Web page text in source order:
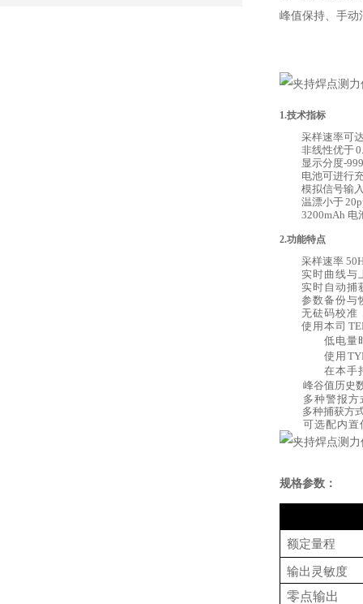
峰值保持、手动
1.技术指标
采样速率可
非线性优于
显示分度-
电池可进行
模拟信号输
温漂小于20
3200mAh 电
2.功能特点
采样速率 50
实时曲线与
实时自动捕
参数备份与
无砝码校准
使用本司
低电量
使用
在本手
峰谷值历史
多种警报
多种捕获方
可选配内置
规格参数：
额定量程
输出灵敏度
零点输出